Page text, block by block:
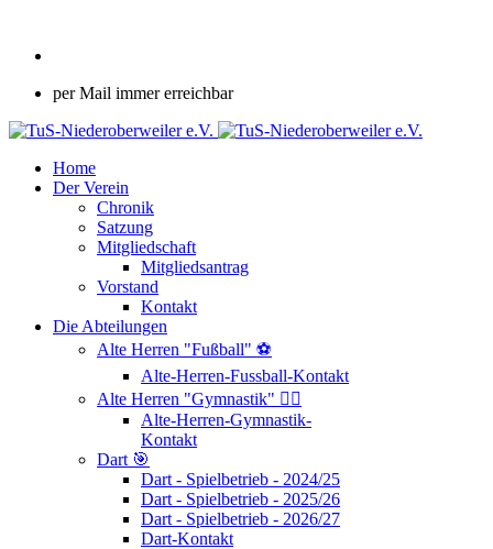
per Mail immer erreichbar
Home
Der Verein
Chronik
Satzung
Mitgliedschaft
Mitgliedsantrag
Vorstand
Kontakt
Die Abteilungen
Alte Herren "Fußball" ⚽
Alte-Herren-Fussball-Kontakt
Alte Herren "Gymnastik" 🤸‍♂️
Alte-Herren-Gymnastik-
Kontakt
Dart 🎯
Dart - Spielbetrieb - 2024/25
Dart - Spielbetrieb - 2025/26
Dart - Spielbetrieb - 2026/27
Dart-Kontakt